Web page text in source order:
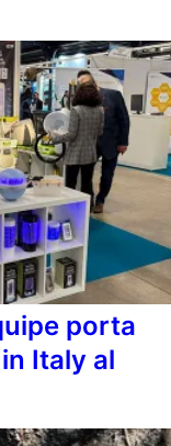
porta
Italy al